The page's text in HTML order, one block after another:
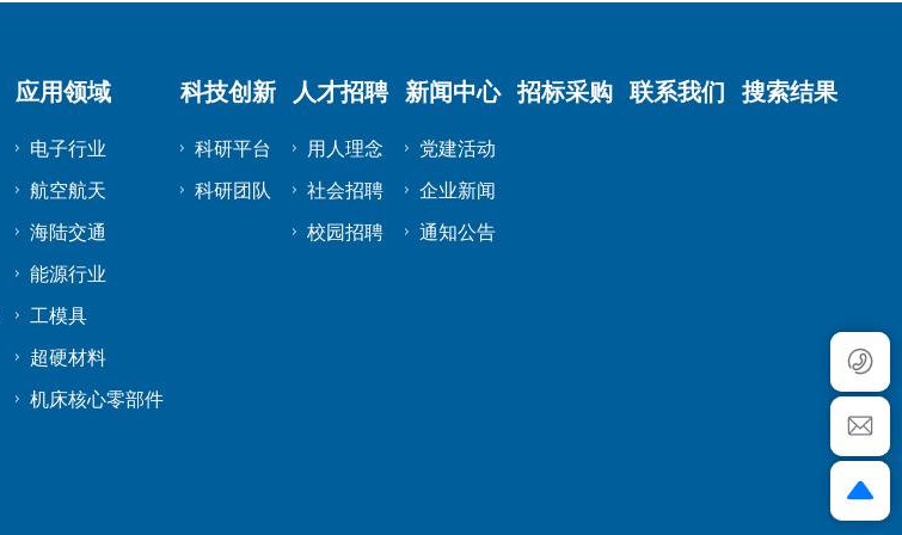
应用领域
电子行业
航空航天
海陆交通
能源行业
工模具
超硬材料
机床核心零部件
科技创新
科研平台
科研团队
人才招聘
用人理念
社会招聘
校园招聘
新闻中心
党建活动
企业新闻
通知公告
招标采购 联系我们 搜索结果